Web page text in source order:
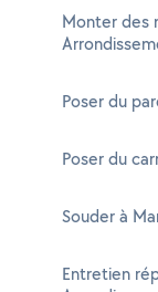
Monter des
Poser du
Poser du
Souder à
Entretien